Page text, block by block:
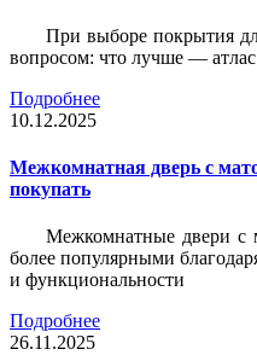
При выборе покрытия
вопросом: что лучше —
Подробнее
10.12.2025
Межкомнатная дверь с
покупать
Межкомнатные двери с
более популярными
и функциональности
Подробнее
26.11.2025